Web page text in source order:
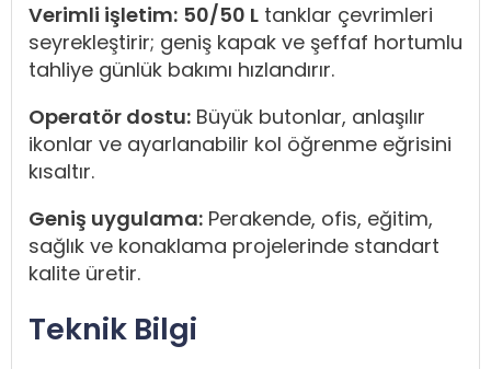
Verimli işletim: 50/50 L tanklar çevrimleri
seyrekleştirir; geniş kapak ve şeffaf hortumlu
tahliye günlük bakımı hızlandırır.
Operatör dostu: Büyük butonlar, anlaşılır
ikonlar ve ayarlanabilir kol öğrenme eğrisini
kısaltır.
Geniş uygulama: Perakende, ofis, eğitim,
sağlık ve konaklama projelerinde standart
kalite üretir.
Teknik Bilgi